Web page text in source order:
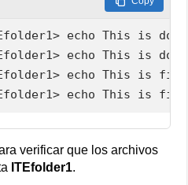
echo This is
echo This is
echo This is
echo This is
verificar que los archivos
ITEfolder1.